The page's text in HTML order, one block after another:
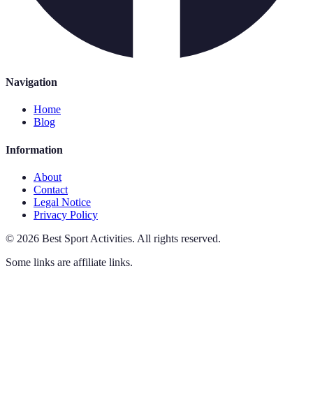
Navigation
Home
Blog
Information
About
Contact
Legal Notice
Privacy Policy
© 2026 Best Sport Activities. All rights reserved.
Some links are affiliate links.